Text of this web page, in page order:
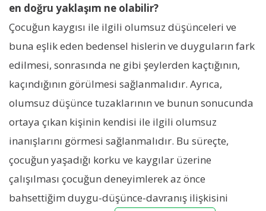
en doğru yaklaşım ne olabilir?
Çocuğun kaygısı ile ilgili olumsuz düşünceleri ve
buna eşlik eden bedensel hislerin ve duyguların fark
edilmesi, sonrasında ne gibi şeylerden kaçtığının,
kaçındığının görülmesi sağlanmalıdır. Ayrıca,
olumsuz düşünce tuzaklarının ve bunun sonucunda
ortaya çıkan kişinin kendisi ile ilgili olumsuz
inanışlarını görmesi sağlanmalıdır. Bu süreçte,
çocuğun yaşadığı korku ve kaygılar üzerine
çalışılması çocuğun deneyimlerek az önce
bahsettiğim duygu-düşünce-davranış ilişkisini